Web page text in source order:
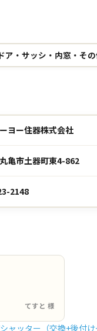
ア・サッシ・内窓・そ
ヨー住器株式会社
亀市土器町東4-862
2148
てすと 様
ャッター（交換+後付け